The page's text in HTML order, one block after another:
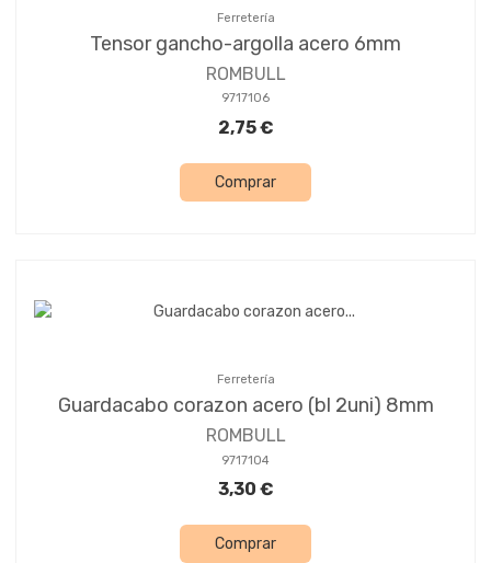
Ferretería
Tensor gancho-argolla acero 6mm
ROMBULL
9717106
2,75 €
Comprar
Ferretería
Guardacabo corazon acero (bl 2uni) 8mm
ROMBULL
9717104
3,30 €
Comprar